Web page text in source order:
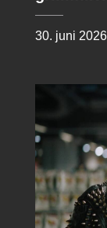
30. juni 2026